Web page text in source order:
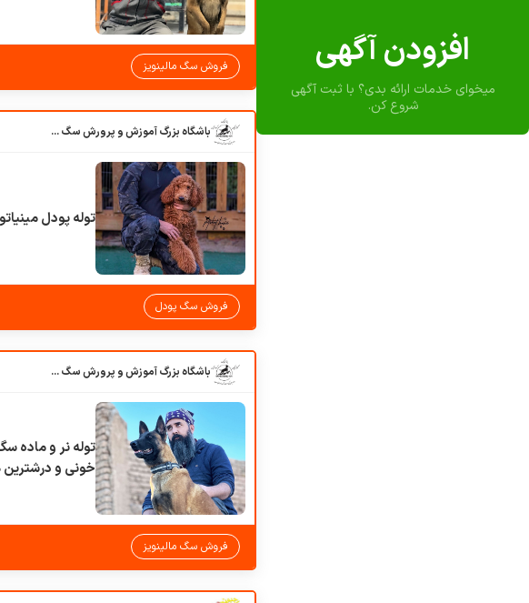
افزودن آگهی
میخوای خدمات ارائه بدی؟ با ثبت آگهی
شروع کن.
فروش سگ مالینویز
باشگاه بزرگ آموزش و پرورش سگ کوهرج کنل
توله پودل
فروش سگ پودل
باشگاه بزرگ آموزش و پرورش سگ کوهرج کنل
توله نر و ماده
خونی و درشترین
فروش سگ مالینویز